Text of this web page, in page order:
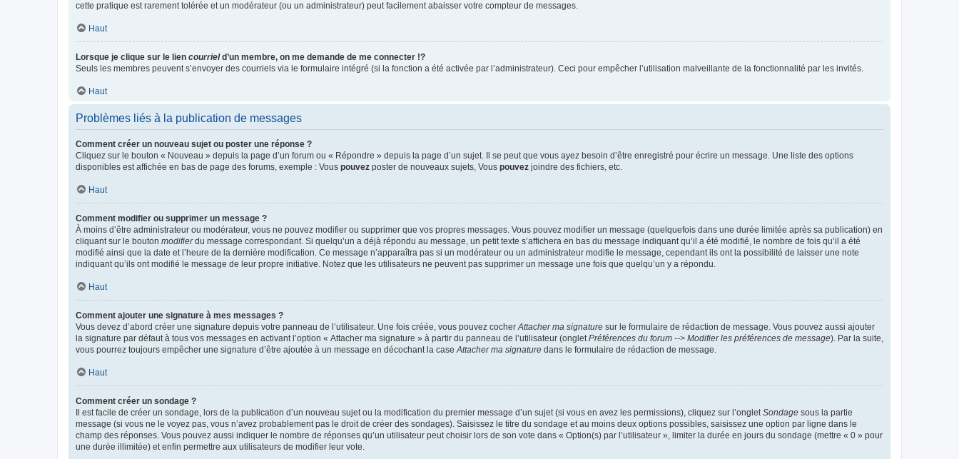
cette pratique est rarement tolérée et un modérateur (ou un administrateur) peut facilement abaisser votre compteur de messages.
Haut
Lorsque je clique sur le lien courrield’un membre, on me demande de me connecter !?
Seuls les membres peuvent s’envoyer des courriels via le formulaire intégré (si la fonction a été activée par l’administrateur). Ceci pour empêcher l’utilisation malveillante de la fonctionnalité par les invités.
Haut
Problèmes liés à la publication de messages
Comment créer un nouveau sujet ou poster une réponse ?
Cliquez sur le bouton « Nouveau » depuis la page d’un forum ou « Répondre » depuis la page d’un sujet. Il se peut que vous ayez besoin d’être enregistré pour écrire un message. Une liste des options
disponibles est affichée en bas de page des forums, exemple : Vous pouvez poster de nouveaux sujets, Vous pouvez joindre des fichiers, etc.
Haut
Comment modifier ou supprimer un message ?
À moins d’être administrateur ou modérateur, vous ne pouvez modifier ou supprimer que vos propres messages. Vous pouvez modifier un message (quelquefois dans une durée limitée après sa publication) en
cliquant sur le bouton modifierdu message correspondant. Si quelqu’un a déjà répondu au message, un petit texte s’affichera en bas du message indiquant qu’il a été modifié, le nombre de fois qu’il a été
modifié ainsi que la date et l’heure de la dernière modification. Ce message n’apparaîtra pas si un modérateur ou un administrateur modifie le message, cependant ils ont la possibilité de laisser une note
indiquant qu’ils ont modifié le message de leur propre initiative. Notez que les utilisateurs ne peuvent pas supprimer un message une fois que quelqu’un y a répondu.
Haut
Comment ajouter une signature à mes messages ?
Vous devez d’abord créer une signature depuis votre panneau de l’utilisateur. Une fois créée, vous pouvez cocherAttacher ma signature sur le formulaire de rédaction de message. Vous pouvez aussi ajouter
la signature par défaut à tous vos messages en activant l’option « Attacher ma signature » à partir du panneau de l’utilisateur (ongletPréférences du forum --> Modifier les préférences de message). Par la suite,
vous pourrez toujours empêcher une signature d’être ajoutée à un message en décochant la caseAttacher ma signature dans le formulaire de rédaction de message.
Haut
Comment créer un sondage ?
Il est facile de créer un sondage, lors de la publication d’un nouveau sujet ou la modification du premier message d’un sujet (si vous en avez les permissions), cliquez sur l’ongletSondage sous la partie
message (si vous ne le voyez pas, vous n’avez probablement pas le droit de créer des sondages). Saisissez le titre du sondage et au moins deux options possibles, saisissez une option par ligne dans le
champ des réponses. Vous pouvez aussi indiquer le nombre de réponses qu’un utilisateur peut choisir lors de son vote dans « Option(s) par l’utilisateur », limiter la durée en jours du sondage (mettre « 0 » pour
une durée illimitée) et enfin permettre aux utilisateurs de modifier leur vote.